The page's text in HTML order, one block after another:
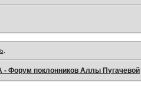
.
- Форум поклонников Аллы Пугачевой